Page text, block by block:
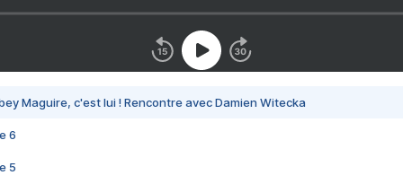
Maguire, c'est lui ! Rencontre avec Damien Witecka
6
5